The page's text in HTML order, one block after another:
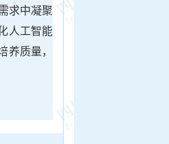
求中凝聚
人工智能
养质量，